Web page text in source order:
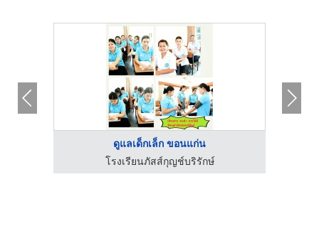
ดูแลเด็กเล็ก ขอนแก่น
โรงเรียนภัสส์กุญช์บริรักษ์